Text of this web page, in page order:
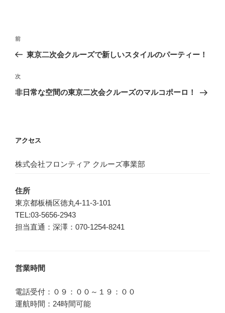
投
ビ
ゲ
ン
前
の
稿
前
東京二次会クルーズで新しいスタイルのパーティー！
次
の
次
非日常な空間の東京二次会クルーズのマルコポーロ！
アクセス
株式会社フロンティア クルーズ事業部
住所
東京都板橋区徳丸4-11-3-101
TEL:03-5656-2943
担当直通：深澤：070-1254-8241
営業時間
電話受付：０９：００～１９：００
運航時間：24時間可能